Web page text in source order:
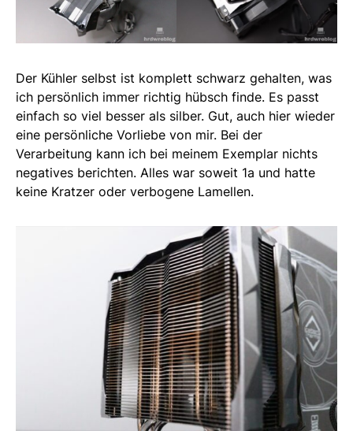
Der Kühler selbst ist komplett schwarz gehalten, was
ich persönlich immer richtig hübsch finde. Es passt
einfach so viel besser als silber. Gut, auch hier wieder
eine persönliche Vorliebe von mir. Bei der
Verarbeitung kann ich bei meinem Exemplar nichts
negatives berichten. Alles war soweit 1a und hatte
keine Kratzer oder verbogene Lamellen.